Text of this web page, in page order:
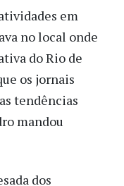
em
no local onde
do Rio de
os jornais
tendências
mandou
dos